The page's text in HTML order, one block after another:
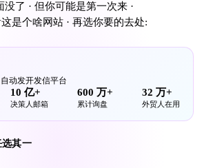
没了 · 但你可能是第一次来 ·
是个啥网站 · 再选你要的去处:
动发开发信平台
10 亿+
决策人邮箱
600 万+
累计询盘
32 万+
外贸人在用
选其一